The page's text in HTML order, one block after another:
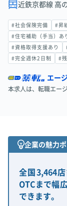
近鉄京都線 高
#社会保険完備 #昇
#住宅補助（手当）あ
#資格取得支援あり
#完全週休2日制 #
エー
本求人は、転職エー
企業の魅力
全国3,464
OTCまで幅
できます。